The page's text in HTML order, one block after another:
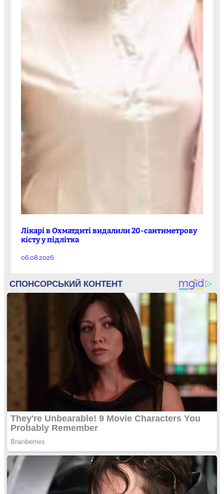
Лікарі в Охматдиті видалили 20-сантиметрову
кісту у підлітка
06.08.2026